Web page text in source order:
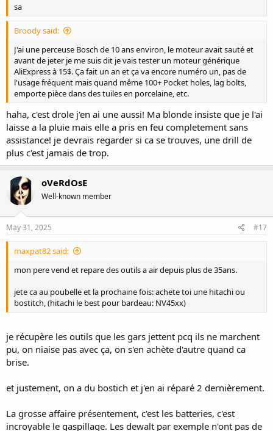
sa
Broody said:
J'ai une perceuse Bosch de 10 ans environ, le moteur avait sauté et
avant de jeter je me suis dit je vais tester un moteur générique
AliExpress à 15$. Ça fait un an et ça va encore numéro un, pas de
l'usage fréquent mais quand même 100+ Pocket holes, lag bolts,
emporte pièce dans des tuiles en porcelaine, etc.
haha, c'est drole j'en ai une aussi! Ma blonde insiste que je l'ai
laisse a la pluie mais elle a pris en feu completement sans
assistance! je devrais regarder si ca se trouves, une drill de
plus c'est jamais de trop.
oVeRdOsE
Well-known member
May 31, 2025 #17
maxpat82 said:
mon pere vend et repare des outils a air depuis plus de 35ans.
jete ca au poubelle et la prochaine fois: achete toi une hitachi ou
bostitch, (hitachi le best pour bardeau: NV45xx)
je récupère les outils que les gars jettent pcq ils ne marchent
pu, on niaise pas avec ça, on s'en achète d'autre quand ca
brise.
et justement, on a du bostich et j'en ai réparé 2 dernièrement.
La grosse affaire présentement, c'est les batteries, c'est
incroyable le gaspillage. Les dewalt par exemple n'ont pas de